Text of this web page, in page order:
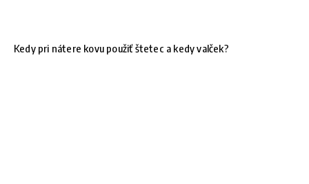
Kedy pri nátere kovu použiť štetec a kedy valček?